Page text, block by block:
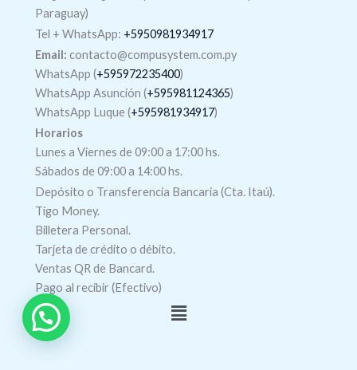
Paraguay)
Tel + WhatsApp: +5950981934917
Email: contacto@compusystem.com.py
WhatsApp (+595972235400)
WhatsApp Asunción (+595981124365)
WhatsApp Luque (+595981934917)
Horarios
Lunes a Viernes de 09:00 a 17:00 hs.
Sábados de 09:00 a 14:00 hs.
Depósito o Transferencia Bancaria (Cta. Itaú).
Tigo Money.
Billetera Personal.
Tarjeta de crédito o débito.
Ventas QR de Bancard.
Pago al recibir (Efectivo)
Menú